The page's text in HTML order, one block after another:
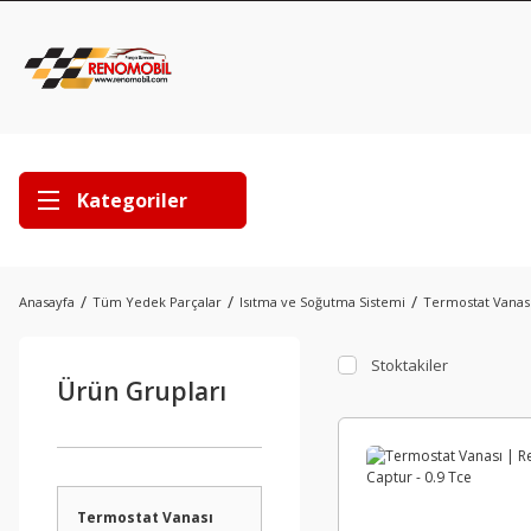
Kategoriler
Anasayfa Tüm Yedek Parçalar Isıtma ve Soğutma Sistemi Termostat
Ürün Grupları
Termostat Vanası
Stoktakiler